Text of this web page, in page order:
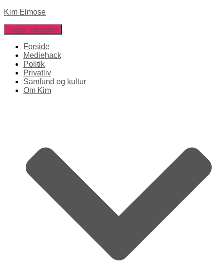
Kim Elmose
Toggle Navigation
Forside
Mediehack
Politik
Privatliv
Samfund og kultur
Om Kim